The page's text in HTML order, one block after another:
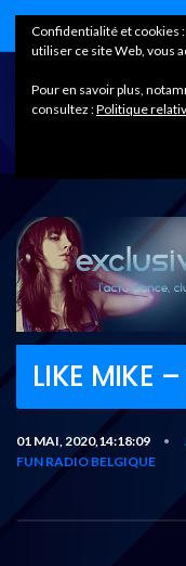
LIKE MIKE
01 MAI, 2020,14:18:09 •
FUN RADIO BELGIQUE
Confidentialité et cookies
utiliser ce site Web, vous
Pour en savoir plus,
consultez :Politique